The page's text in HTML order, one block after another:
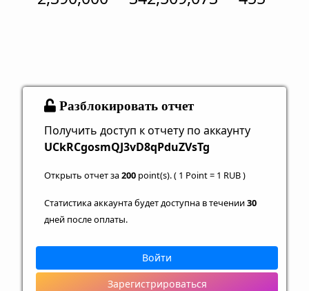
Разблокировать отчет
Получить доступ к отчету по аккаунту
UCkRCgosmQJ3vD8qPduZVsTg
Открыть отчет за200 point(s). ( 1 Point = 1 RUB )
Статистика аккаунта будет доступна в течении30
дней после оплаты.
Войти
Зарегистрироваться